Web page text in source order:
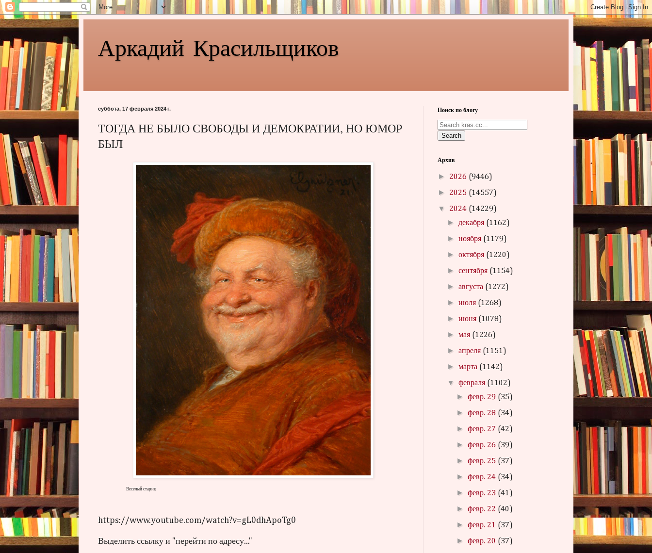
Аркадий Красильщиков
суббота, 17 февраля 2024 г.
ТОГДА НЕ БЫЛО СВОБОДЫ И ДЕМОКРАТИИ, НО ЮМОР
БЫЛ
Веселый старик
https://www.youtube.com/watch?v=gL0dhApoTg0
Выделить ссылку и "перейти по адресу..."
Поиск по блогу
Search
Архив
► 2026 (9446)
► 2025 (14557)
▼ 2024 (14229)
► декабря (1162)
►ноября (1179)
►октября (1220)
►сентября (1154)
►августа (1272)
►июля (1268)
►июня (1078)
►мая (1226)
►апреля (1151)
►марта (1142)
▼февраля (1102)
►февр. 29 (35)
►февр. 28 (34)
►февр. 27 (42)
►февр. 26 (39)
►февр. 25 (37)
►февр. 24 (34)
►февр. 23 (41)
►февр. 22 (40)
►февр. 21 (37)
►февр. 20 (37)